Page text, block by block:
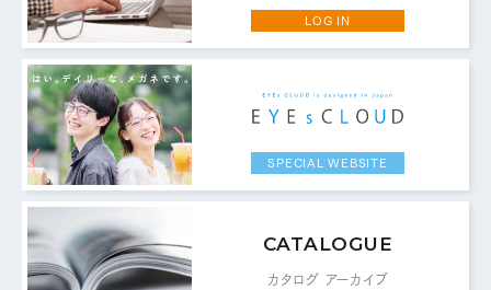
代表 / 営業・企画・総務・経理
TEL：0776-89-1370
FAX： 0776-89-1375
商品センター直通
TEL：
FAX： 0776-87-0891
LOG IN
SPECIAL WEBSITE
CATALOGUE
カタログ アーカイブ